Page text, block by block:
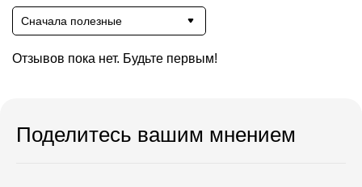
Сначала полезные
Отзывов пока нет. Будьте первым!
Поделитесь вашим мнением